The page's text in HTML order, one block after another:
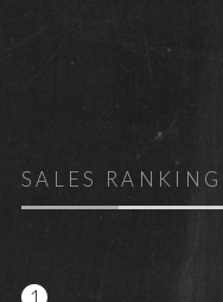
SALES RANKING